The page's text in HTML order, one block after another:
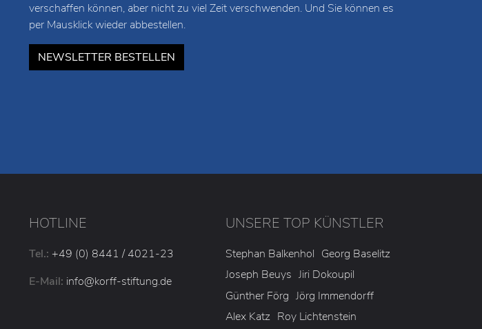
verschaffen können, aber nicht zu viel Zeit verschwenden. Und Sie können es
per Mausklick wieder abbestellen.
NEWSLETTER BESTELLEN
HOTLINE
Tel.: +49 (0) 8441 / 4021-23
E-Mail: info@korff-stiftung.de
UNSERE TOP KÜNSTLER
Stephan Balkenhol Georg Baselitz
Joseph Beuys Jiri Dokoupil
Günther Förg Jörg Immendorff
Alex Katz Roy Lichtenstein